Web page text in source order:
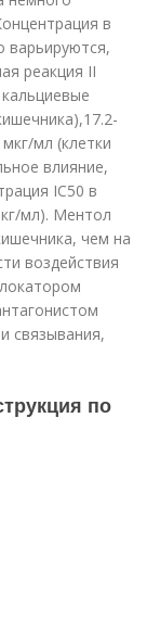
в
варьируются,
реакция II
мл (клетки
влияние,
IC50 в
мл). Ментол
чем на
воздействия
связывания,
по